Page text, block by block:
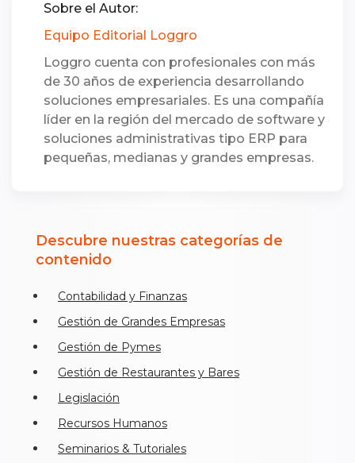
Sobre el Autor:
Equipo Editorial Loggro
Loggro cuenta con profesionales con más
de 30 años de experiencia desarrollando
soluciones empresariales. Es una compañía
líder en la región del mercado de software y
soluciones administrativas tipo ERP para
pequeñas, medianas y grandes empresas.
Descubre nuestras categorías de
contenido
Contabilidad y Finanzas
Gestión de Grandes Empresas
Gestión de Pymes
Gestión de Restaurantes y Bares
Legislación
Recursos Humanos
Seminarios & Tutoriales